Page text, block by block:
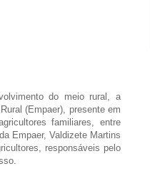
do meio rural, a
(Empaer), presente em
familiares, entre
Empaer, Valdizete Martins
responsáveis pelo